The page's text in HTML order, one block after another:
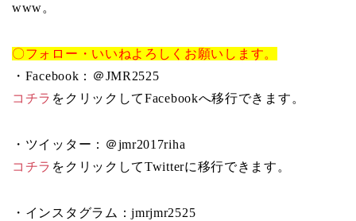
www。
〇フォロー・いいねよろしくお願いします。
・Facebook：＠JMR2525
コチラ をクリックしてFacebookへ移行できます。
・ツイッター：＠jmr2017riha
コチラ をクリックしてTwitterに移行できます。
・インスタグラム：jmrjmr2525